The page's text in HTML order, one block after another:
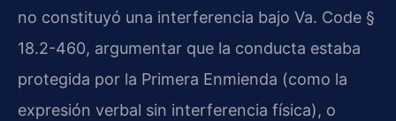
no constituyó una interferencia bajo Va. Code §
18.2-460, argumentar que la conducta estaba
protegida por la Primera Enmienda (como la
expresión verbal sin interferencia física), o